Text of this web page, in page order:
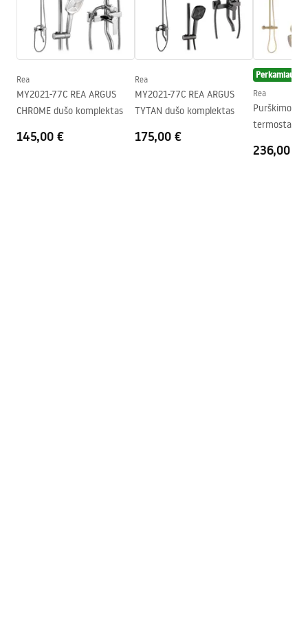
Surinkimas
Ant irkluojančio baseino arba
ant grindų
Aukštis (mm)
1950
mm
Garantija
24 mėnesių
„Easy Clean“ danga
Durų stiklas - iš abiejų pusių,
fiksuotas stiklas - iš vienos
_24.pdf
Saugos informacija
Rea
MY2021-77C REA ARGUS
CHROME dušo komplektas
145,00 €
Rea
MY2021-77C REA ARGUS
TYTAN dušo komplektas
175,00 €
Perkamiausias
Rea
Purškimo
termostatu
236,00 €